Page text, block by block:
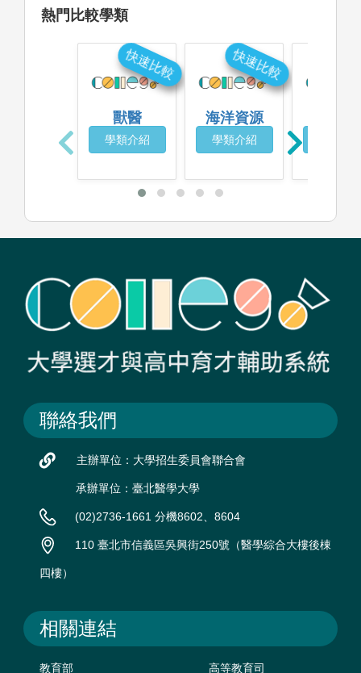
熱門比較學類
獸醫
學類介紹
快速比較
海洋資源
學類介紹
快速比較
聯絡我們
主辦單位：大學招生委員會聯合會
承辦單位：臺北醫學大學
(02)2736-1661 分機8602、8604
110 臺北市信義區吳興街250號（醫學綜合大樓後棟
四樓）
相關連結
教育部 高等教育司